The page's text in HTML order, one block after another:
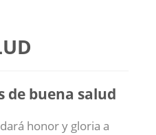
de buena salud
honor y gloria a